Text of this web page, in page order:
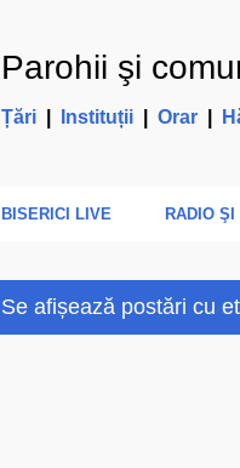
Parohii şi
Țări| Instituții| Orar|
BISERICI LIVE RADIO ŞI
Se afișează postări cu